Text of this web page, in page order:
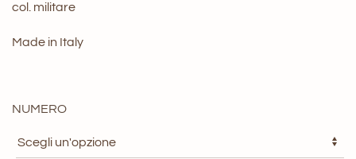
col. militare
Made in Italy
NUMERO